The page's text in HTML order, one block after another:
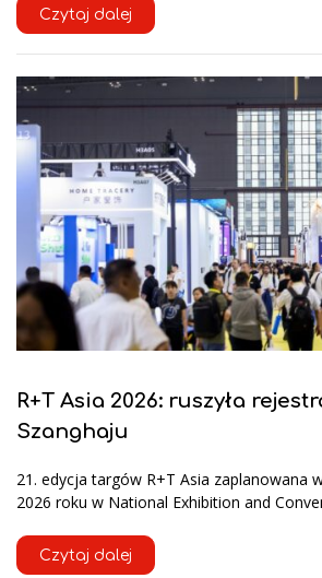
Czytaj dalej
R+T Asia 2026: ruszyła
Szanghaju
21. edycja targów R+T Asia zaplanowana
2026 roku w National Exhibition and
Czytaj dalej